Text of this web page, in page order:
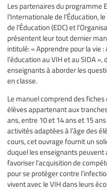
Les partenaires du programme
l’Internationale de l’Éducation,
de l’Éducation (EDC) et
présentent leur tout dernier
intitulé: « Apprendre pour la vie
l’éducation au VIH et au SIDA »,
enseignants à aborder les
en classe.
Le manuel comprend des
élèves appartenant aux
ans, entre 10 et 14 ans et 15
activités adaptées à l’âge des
cours, cet ouvrage fournit un
duquel les enseignants peuvent
favoriser l’acquisition de
pour se protéger contre
vivent avec le VIH dans leurs